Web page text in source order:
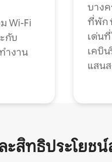
Wi-Fi
กับ
ำงาน
บาง
ที่พัก
เด่นที่
เคบิ
แสน
สิทธิประโยช